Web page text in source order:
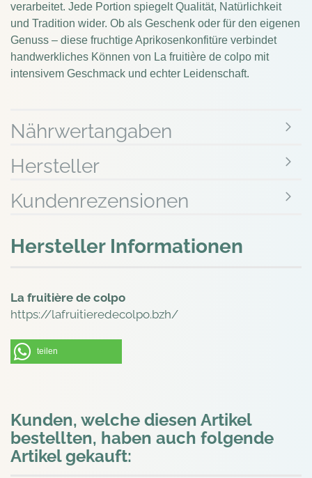
verarbeitet. Jede Portion spiegelt Qualität, Natürlichkeit
und Tradition wider. Ob als Geschenk oder für den eigenen
Genuss – diese fruchtige Aprikosenkonfitüre verbindet
handwerkliches Können von La fruitière de colpo mit
intensivem Geschmack und echter Leidenschaft.
Nährwertangaben
Hersteller
Kundenrezensionen
Hersteller Informationen
La fruitière de colpo
https://lafruitieredecolpo.bzh/
teilen
Kunden, welche diesen Artikel
bestellten, haben auch folgende
Artikel gekauft: